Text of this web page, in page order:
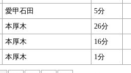
愛甲石田 5分
本厚木 26分
本厚木 16分
本厚木 1分